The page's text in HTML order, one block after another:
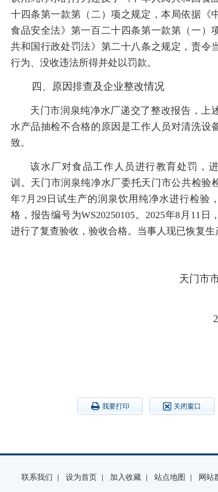
十四条第一款第（二）项之规定，本局依据《
食品安全法》第一百二十四条第一款第（一）
共和国行政处罚法》第二十八条之规定，责令
行为、没收违法所得并处以罚款。
四、原因排查及企业整改情况
天门市润泉纯净水厂递交了整改报告，上
水产品抽检不合格的原因是工作人员对清洗设
致。
该水厂对食品工作人员进行教育处罚，
训。天门市润泉纯净水厂委托天门市公共检验
年7月29日试生产的润泉饮用纯净水进行检验
格，报告编号为WS20250105。2025年8月11日
进行了复查验收，验收合格。当事人现已恢复生
天门市
我要打印 关闭窗口
联系我们 | 设为首页 | 加入收藏 | 站点地图 | 网站